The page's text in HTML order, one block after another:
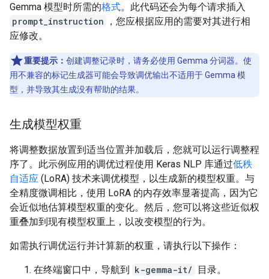
Gemma 模型时所需的格式。此代码还会为每个请求插入
prompt_instruction
，您应根据应用的需要对其进行相
应修改。
重要提示： 创建调整记录时，请务必使用 Gemma 分词器。使
用不兼容的标记生成器可能会导致调优输出不适用于 Gemma 模
型，并导致其生成没有帮助的结果。
生成模型权重
将调整数据放置到适当位置并加载后，您就可以运行调整程
序了。此示例应用的调优过程使用 Keras NLP 库通过低秩
自适应 (LoRA) 技术来调优模型，以生成新的模型权重。与
全精度微调相比，使用 LoRA 的内存效率显著提高，因为它
会近似地估算模型权重的变化。然后，您可以将这些近似权
重叠加到现有模型权重上，以改变模型的行为。
如需执行调优运行并计算新的权重，请执行以下操作：
在终端窗口中，导航到 k-gemma-it/ 目录。